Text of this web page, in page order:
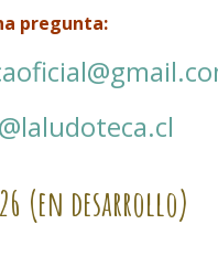
pregunta:
(en desarrollo)